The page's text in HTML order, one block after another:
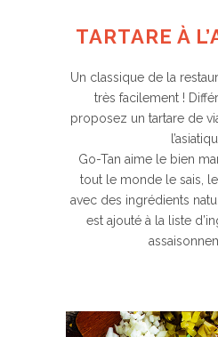
TARTARE À
Un classique de la
très facilement !
proposez un tartare de
Go-Tan aime le bien
tout le monde le sais,
avec des ingrédients
est ajouté à la liste